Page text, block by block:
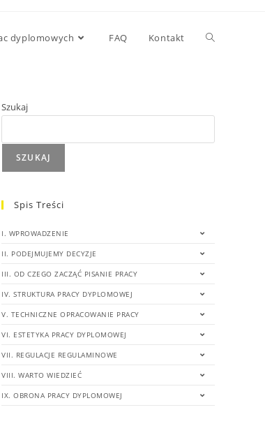
dyplomowych FAQ Kontakt
Szukaj
SZUKAJ
Spis Treści
I. WPROWADZENIE
II. PODEJMUJEMY DECYZJE
III. OD CZEGO ZACZĄĆ PISANIE PRACY
IV. STRUKTURA PRACY DYPLOMOWEJ
V. TECHNICZNE OPRACOWANIE PRACY
VI. ESTETYKA PRACY DYPLOMOWEJ
VII. REGULACJE REGULAMINOWE
VIII. WARTO WIEDZIEĆ
IX. OBRONA PRACY DYPLOMOWEJ